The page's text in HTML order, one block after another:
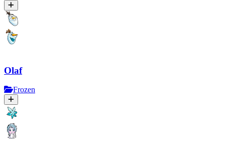
Olaf
Frozen